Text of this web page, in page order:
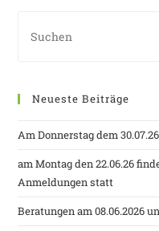
Neueste Beiträge
Am Donnerstag dem
am Montag den 22.06.26
Anmeldungen statt
Beratungen am 08.06.2026